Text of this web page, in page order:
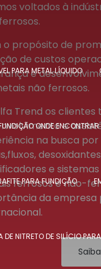
PARA METAL LÍQUIDO
ONDE ENCONTRAR
PARA FUNDIÇÃO
DE NITRETO DE SILÍCIO
voltados à
o propósito de
de custos
e
não ferrosos.
Trend os
e
na busca
e
ferrosos e não-
da empresa